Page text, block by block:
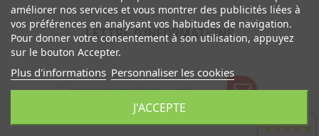
★★★★★
LETTRE D'INFORMATIONS
améliorer nos services et vous montrer des publicités liées à
vos préférences en analysant vos habitudes de navigation.
Pour donner votre consentement à son utilisation, appuyez
sur le bouton Accepter.
Plus d'informations Personnaliser les cookies
J'ACCEPTE